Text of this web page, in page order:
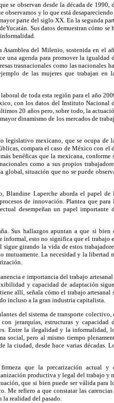
se observan desde la década de 1990,
y lo que está
parte del siglo XX. En la segunda
Sus datos demuestran cómo se
Asamblea del Milenio, sostenida en el
una agenda para promover la igualdad
trasnacionales como las nacionales
de las mujeres que trabajan en
de toda esta región para el año
con los datos del Instituto Nacional
20 años pero, sobre todo, la
dinamismo de los mercados de
legislativo mexicano, que se ocupa de
compara el caso de México con el
benéficas que la mexicana, conforme
como a sus propios
global, situación que no se puede
Blandine Laperche aborda el papel de
de innovación. Plantea que para
desempeñan un papel importante
Sus hallazgos apuntan a que si bien
informal, esto no significa que el trabajo
girando la vida de estos
mutuamente. La necesidad y la libertad
e importancia del trabajo
y capacidad de adaptación
allí, señala cómo el trabajo artesanal
incluso a la gran industria capitalista.
del sistema de transporte colectivo,
jerarquías, estructuras y capacidad
Entre la ilegalidad y la informalidad,
social, pero al mismo tiempo
la ciudad, desde hace varias décadas.
que la precarización actual y
productiva y legal del trabajo y
que si bien puede ser válida para
Me refiero a que constatar las
la realidad del pasado.